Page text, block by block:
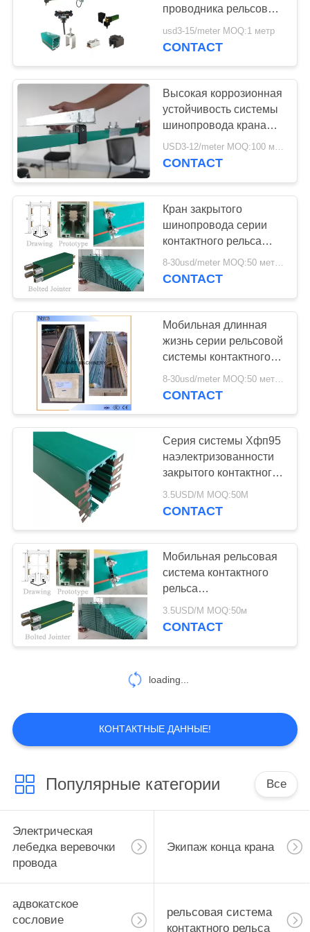
САЙТА
PRIVACY
POLICY
проводника рельсовой
системы контактного
рельса 4 поляков
usd3-15/meter MOQ:1 метр
CONTACT
Высокая коррозионная
устойчивость системы
шинопровода крана
снабжения жилищем
изоляции безопасности
USD3-12/meter MOQ:100 метров/год
CONTACT
Кран закрытого
шинопровода серии
контактного рельса
ХФП надземный
разделяет снабжение
8-30usd/meter MOQ:50 метров
CONTACT
Мобильная длинная
жизнь серии рельсовой
системы контактного
рельса ХФП
шинопровода
CONTACT
Серия системы Хфп95
наэлектризованности
закрытого контактного
рельса мобильная
3.5USD/M MOQ:50M
CONTACT
Мобильная рельсовая
система контактного
рельса
наэлектризованности,
компонент крана серии
3.5USD/M MOQ:50м
CONTACT
loading...
КОНТАКТНЫЕ ДАННЫЕ!
Популярные категории Все
Электрическая
лебедка веревочки
провода
Экипаж конца крана
адвокатское
сословие
рельсовая система
контактного рельса